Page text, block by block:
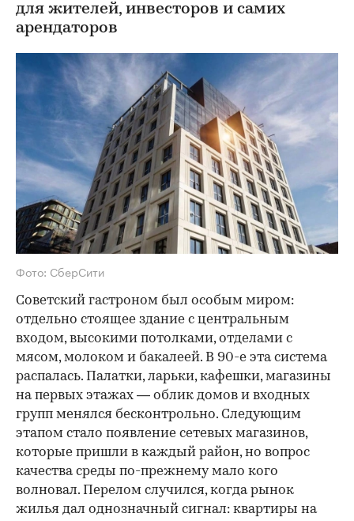
для жителей, инвесторов и самих
арендаторов
Фото: СберСити
Советский гастроном был особым миром:
отдельно стоящее здание с центральным
входом, высокими потолками, отделами с
мясом, молоком и бакалеей. В 90-е эта система
распалась. Палатки, ларьки, кафешки, магазины
на первых этажах — облик домов и входных
групп менялся бесконтрольно. Следующим
этапом стало появление сетевых магазинов,
которые пришли в каждый район, но вопрос
качества среды по-прежнему мало кого
волновал. Перелом случился, когда рынок
жилья дал однозначный сигнал: квартиры на